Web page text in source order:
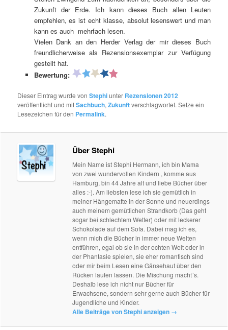
Zukunft der Erde. Ich kann dieses Buch allen Leuten
empfehlen, es ist echt klasse, absolut lesenswert und man
kann es auch mehrfach lesen.
Vielen Dank an den Herder Verlag der mir dieses Buch
freundlicherweise als Rezensionsexemplar zur Verfügung
gestellt hat.
Bewertung:
Dieser Eintrag wurde vonStephiunter Rezensionen 2012
veröffentlicht und mitSachbuch,Zukunftverschlagwortet. Setze ein
Lesezeichen für den Permalink.
Über Stephi
Mein Name ist Stephi Hermann, ich bin Mama
von zwei wundervollen Kindern , komme aus
Hamburg, bin 44 Jahre alt und liebe Bücher über
alles :-). Am liebsten lese ich sie gemütlich in
meiner Hängematte in der Sonne und neuerdings
auch meinem gemütlichen Strandkorb (Das geht
sogar bei schlechtem Wetter) oder mit leckerer
Schokolade auf dem Sofa. Dabei mag ich es,
wenn mich die Bücher in immer neue Welten
entführen, egal ob sie in der echten Welt oder in
der Phantasie spielen, sie eher romantisch sind
oder mir beim Lesen eine Gänsehaut über den
Rücken laufen lassen. Die Mischung macht´s.
Deshalb lese ich nicht nur Bücher für
Erwachsene, sondern sehr gerne auch Bücher für
Jugendliche und Kinder.
Alle Beiträge von Stephi anzeigen →